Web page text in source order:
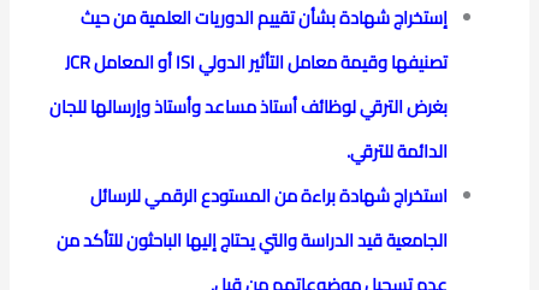
إستخراج شهادة بشأن تقييم الدوريات العلمية من حيث
تصنيفها وقيمة معامل التأثير الدولي ISI أو المعامل JCR
بغرض الترقي لوظائف أستاذ مساعد وأستاذ وإرسالها للجان
الدائمة للترقي.
استخراج شهادة براءة من المستودع الرقمي للرسائل
الجامعية قيد الدراسة والتي يحتاج إليها الباحثون للتأكد من